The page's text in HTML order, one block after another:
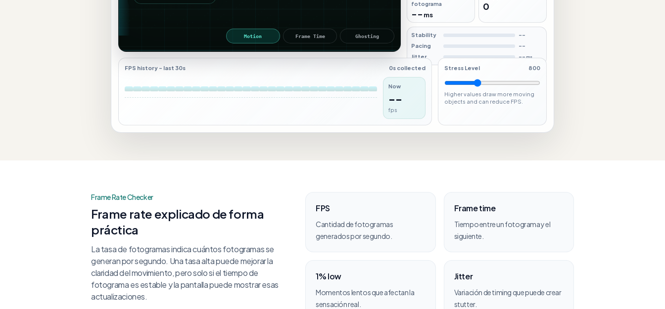
Motion Frame Time Ghosting
fotograma
-- ms
0
Stability
--
Pacing
--
Jitter
--ms
FPS history - last 30s 0s collected
Now
--
fps
Stress Level 800
Higher values draw more moving
objects and can reduce FPS.
Frame Rate Checker
Frame rate explicado de forma
práctica
La tasa de fotogramas indica cuántos fotogramas se
generan por segundo. Una tasa alta puede mejorar la
claridad del movimiento, pero solo si el tiempo de
fotograma es estable y la pantalla puede mostrar esas
actualizaciones.
FPS
Cantidad de fotogramas
generados por segundo.
Frame time
Tiempo entre un fotograma y el
siguiente.
1% low
Momentos lentos que afectan la
sensación real.
Jitter
Variación de timing que puede crear
stutter.